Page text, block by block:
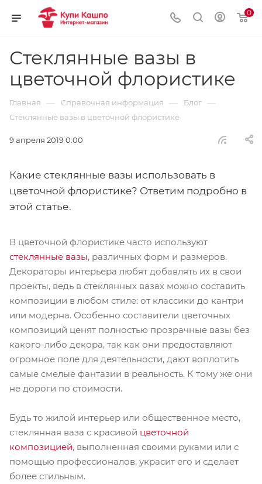
0
Стеклянные вазы в
цветочной флористике
Главная — Справочная информация — Блог —
Стеклянные вазы в цветочной флористике
9 апреля 2019 0:00
Какие стеклянные вазы использовать в
цветочной флористике? Ответим подробно в
этой статье.
В цветочной флористике часто используют
стеклянные вазы, различных форм и размеров.
Декораторы интерьера любят добавлять их в свои
проекты, ведь в стеклянных вазах можно составить
композиции в любом стиле: от классики до кантри
или модерна. Особенно составители цветочных
композиций ценят полностью прозрачные вазы без
какого-либо декора, так как они предоставляют
огромное поле для деятельности, дают воплотить
самые смелые фантазии в реальность. К тому же они
не дороги по стоимости.
Будь то жилой интерьер или общественное место,
стеклянная ваза с красивой цветочной
композицией, выполненная своими руками или с
помощью профессионалов, украсит его и сделает
более стильным.